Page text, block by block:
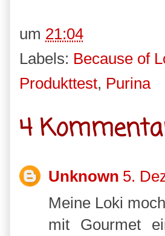
um 21:04
Labels: Because of
Produkttest, Purina
4
Unknown 5.
Meine Loki
mit Gourmet